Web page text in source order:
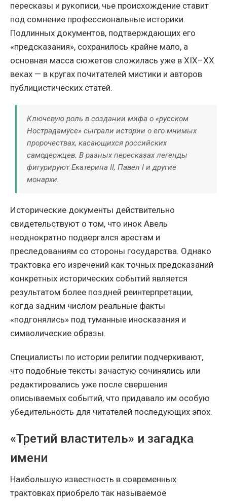
пересказы и рукописи, чье происхождение ставит
под сомнение профессиональные историки.
Подлинных документов, подтверждающих его
«предсказания», сохранилось крайне мало, а
основная масса сюжетов сложилась уже в XIX–XX
веках — в кругах почитателей мистики и авторов
публицистических статей.
Ключевую роль в создании мифа о «русском
Нострадамусе» сыграли истории о его мнимых
пророчествах, касающихся российских
самодержцев. В разных пересказах легенды
фигурируют Екатерина II, Павел I и другие
монархи.
Исторические документы действительно
свидетельствуют о том, что инок Авель
неоднократно подвергался арестам и
преследованиям со стороны государства. Однако
трактовка его изречений как точных предсказаний
конкретных исторических событий является
результатом более поздней реинтерпретации,
когда задним числом реальные факты
«подгонялись» под туманные иносказания и
символические образы.
Специалисты по истории религии подчеркивают,
что подобные тексты зачастую сочинялись или
редактировались уже после свершения
описываемых событий, что придавало им особую
убедительность для читателей последующих эпох.
«Третий властитель» и загадка
имени
Наибольшую известность в современных
трактовках приобрело так называемое